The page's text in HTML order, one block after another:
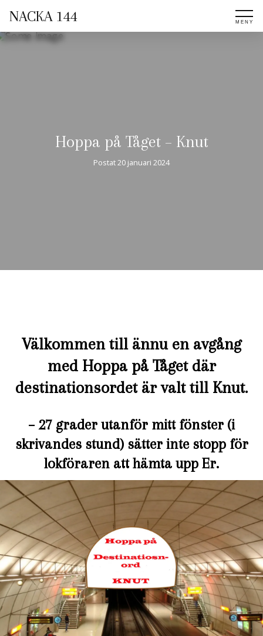
NACKA 144
Hoppa på Tåget – Knut
Postat20 januari 2024
Välkommen till ännu en avgång
med Hoppa på Tåget där
destinationsordet är valt till Knut.
– 27 grader utanför mitt fönster (i
skrivandes stund) sätter inte stopp för
lokföraren att hämta upp Er.